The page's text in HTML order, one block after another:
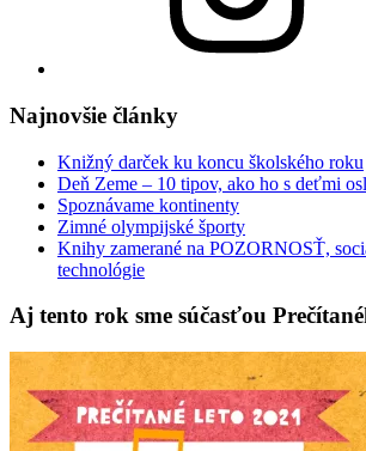
Najnovšie články
Knižný darček ku koncu školského roku
Deň Zeme – 10 tipov, ako ho s deťmi
Spoznávame kontinenty
Zimné olympijské športy
Knihy zamerané na POZORNOSŤ,
technológie
Aj tento rok sme súčasťou